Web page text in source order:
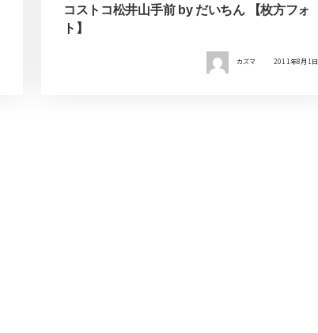
コストコ松井山手前 by だいちん 【枚方フォ
ト】
カズマ 2011年8月1日